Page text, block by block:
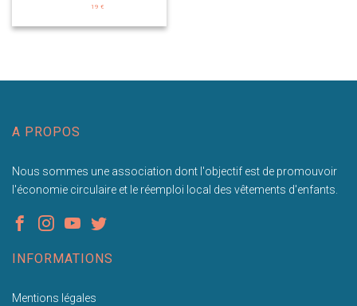
19 €
A PROPOS
Nous sommes une association dont l'objectif est de promouvoir
l'économie circulaire et le réemploi local des vêtements d'enfants.
INFORMATIONS
Mentions légales